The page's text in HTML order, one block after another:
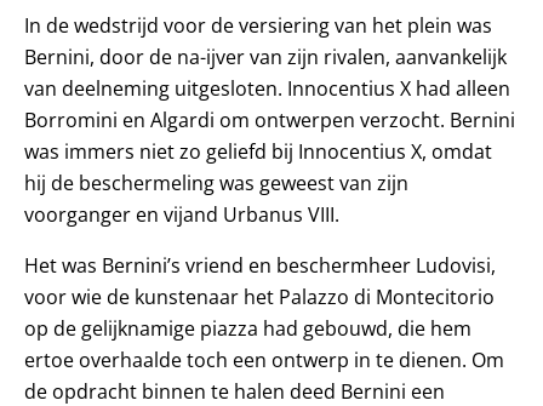
In de wedstrijd voor de versiering van het plein was
Bernini, door de na-ijver van zijn rivalen, aanvankelijk
van deelneming uitgesloten. Innocentius X had alleen
Borromini en Algardi om ontwerpen verzocht. Bernini
was immers niet zo geliefd bij Innocentius X, omdat
hij de beschermeling was geweest van zijn
voorganger en vijand Urbanus VIII.
Het was Bernini’s vriend en beschermheer Ludovisi,
voor wie de kunstenaar het Palazzo di Montecitorio
op de gelijknamige piazza had gebouwd, die hem
ertoe overhaalde toch een ontwerp in te dienen. Om
de opdracht binnen te halen deed Bernini een